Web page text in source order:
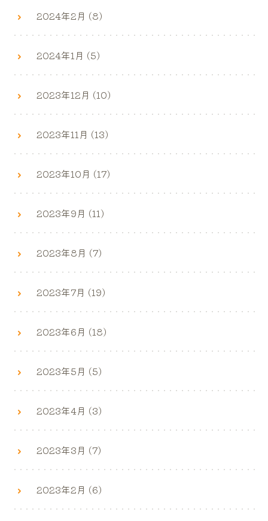
2024年2月 (8)
2024年1月 (5)
2023年12月 (10)
2023年11月 (13)
2023年10月 (17)
2023年9月 (11)
2023年8月 (7)
2023年7月 (19)
2023年6月 (18)
2023年5月 (5)
2023年4月 (3)
2023年3月 (7)
2023年2月 (6)